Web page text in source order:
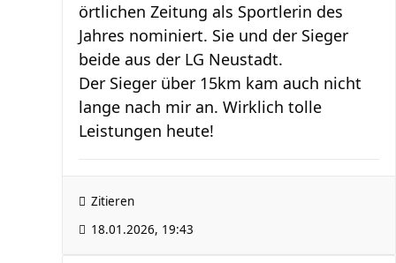
örtlichen Zeitung als Sportlerin des
Jahres nominiert. Sie und der Sieger
beide aus der LG Neustadt.
Der Sieger über 15km kam auch nicht
lange nach mir an. Wirklich tolle
Leistungen heute!
Zitieren
18.01.2026, 19:43